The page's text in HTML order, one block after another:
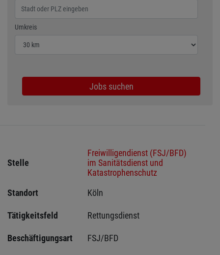
Umkreis
Wählen Sie den Umkreis für die Jobsuche
Jobs suchen
Stelle
Freiwilligendienst (FSJ/BFD)
im Sanitätsdienst und
Katastrophenschutz
Standort
Köln
Tätigkeitsfeld Rettungsdienst
Beschäftigungsart FSJ/BFD